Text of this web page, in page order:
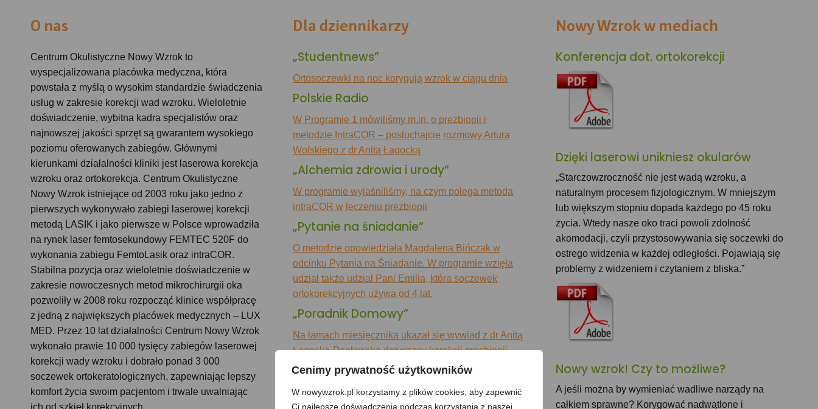
Cenimy prywatność użytkowników
W nowywzrok.pl korzystamy z plików cookies, aby zapewnić
Ci najlepsze doświadczenia podczas korzystania z naszej
O nas
Centrum Okulistyczne Nowy Wzrok to
wyspecjalizowana placówka medyczna, która
powstała z myślą o wysokim standardzie świadczenia
usług w zakresie korekcji wad wzroku. Wieloletnie
doświadczenie, wybitna kadra specjalistów oraz
najnowszej jakości sprzęt są gwarantem wysokiego
poziomu oferowanych zabiegów. Głównymi
kierunkami działalności kliniki jest laserowa korekcja
wzroku oraz ortokorekcja. Centrum Okulistyczne
Nowy Wzrok istniejące od 2003 roku jako jedno z
pierwszych wykonywało zabiegi laserowej korekcji
metodą LASIK i jako pierwsze w Polsce wprowadziła
na rynek laser femtosekundowy FEMTEC 520F do
wykonania zabiegu FemtoLasik oraz intraCOR.
Stabilna pozycja oraz wieloletnie doświadczenie w
zakresie nowoczesnych metod mikrochirurgii oka
pozwoliły w 2008 roku rozpocząć klinice współpracę
z jedną z największych placówek medycznych – LUX
MED. Przez 10 lat działalności Centrum Nowy Wzrok
wykonało prawie 10 000 tysięcy zabiegów laserowej
korekcji wady wzroku i dobrało ponad 3 000
soczewek ortokeratologicznych, zapewniając lepszy
komfort życia swoim pacjentom i trwale uwalniając
ich od szkieł korekcyjnych.
Dla dziennikarzy
„Studentnews”
Ortosoczewki na noc korygują wzrok w ciągu dnia
Polskie Radio
W Programie 1 mówiliśmy m.in. o prezbiopii i
metodzie IntraCOR – posłuchajcie rozmowy Artura
Wolskiego z dr Anitą Łagocką
„Alchemia zdrowia i urody”
W programie wyjaśniliśmy, na czym polega metoda
intraCOR w leczeniu prezbiopii
„Pytanie na śniadanie”
O metodzie opowiedziała Magdalena Bińczak w
odcinku Pytania na Śniadanie. W programie wzięła
udział także udział Pani Emilia, która soczewek
ortokorekcyjnych używa od 4 lat.
„Poradnik Domowy”
Na łamach miesięcznika ukazał się wywiad z dr Anitą
Łagocką-Popławską dotyczący korekcji presbiopii
Nowy Wzrok w mediach
Konferencja dot. ortokorekcji
Dzięki laserowi unikniesz okularów
„Starczowzroczność nie jest wadą wzroku, a
naturalnym procesem fizjologicznym. W mniejszym
lub większym stopniu dopada każdego po 45 roku
życia. Wtedy nasze oko traci powoli zdolność
akomodacji, czyli przystosowywania się soczewki do
ostrego widzenia w każdej odległości. Pojawiają się
problemy z widzeniem i czytaniem z bliska.”
Nowy wzrok! Czy to możliwe?
A jeśli można by wymieniać wadliwe narządy na
całkiem sprawne? Korygować nadwątlone i